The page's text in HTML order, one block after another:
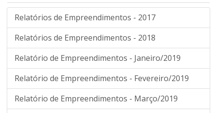
Relatórios de Empreendimentos - 2017
Relatórios de Empreendimentos - 2018
Relatório de Empreendimentos - Janeiro/2019
Relatório de Empreendimentos - Fevereiro/2019
Relatório de Empreendimentos - Março/2019